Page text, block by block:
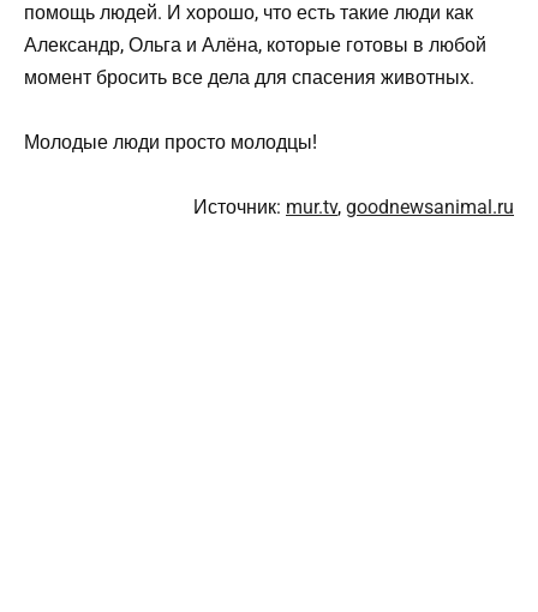
помощь людей. И хорошо, что есть такие люди как
Александр, Ольга и Алёна, которые готовы в любой
момент бросить все дела для спасения животных.
Молодые люди просто молодцы!
Источник: mur.tv, goodnewsanimal.ru